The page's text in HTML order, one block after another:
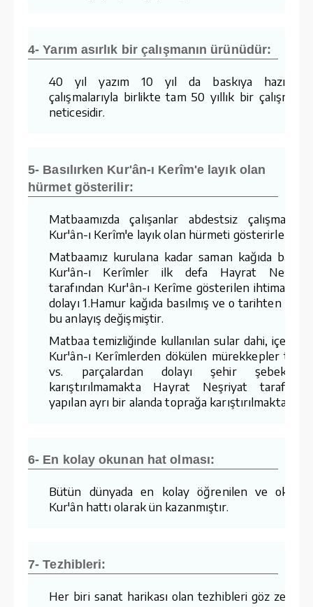
4- Yarım asırlık bir çalışmanın ürünüdür:
40 yıl yazım 10 yıl da baskıya
çalışmalarıyla birlikte tam 50 yıllık bir
neticesidir.
5- Basılırken Kur'ân-ı Kerîm'e layık olan
hürmet gösterilir:
Matbaamızda çalışanlar abdestsiz çalışmaz
Kur'ân-ı Kerîm'e layık olan hürmeti gösterirler.
Matbaamız kurulana kadar saman kağıda
Kur'ân-ı Kerîmler ilk defa Hayrat
tarafından Kur'ân-ı Kerîme gösterilen
dolayı 1.Hamur kağıda basılmış ve o tarihten
bu anlayış değişmiştir.
Matbaa temizliğinde kullanılan sular dahi,
Kur'ân-ı Kerîmlerden dökülen mürekkepler
vs. parçalardan dolayı şehir
karıştırılmamakta Hayrat Neşriyat
yapılan ayrı bir alanda toprağa karıştırılmaktadır.
6- En kolay okunan hat olması:
Bütün dünyada en kolay öğrenilen ve
Kur'ân hattı olarak ün kazanmıştır.
7- Tezhibleri:
Her biri sanat harikası olan tezhibleri göz